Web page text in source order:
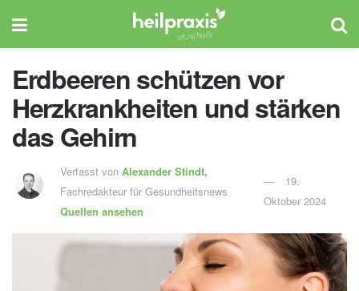
Erdbeeren schützen vor
Herzkrankheiten und stärken
das Gehirn
Verfasst vonAlexander Stindt,
Fachredakteur für Gesundheitsnews
Quellen ansehen
19.
Oktober 2024